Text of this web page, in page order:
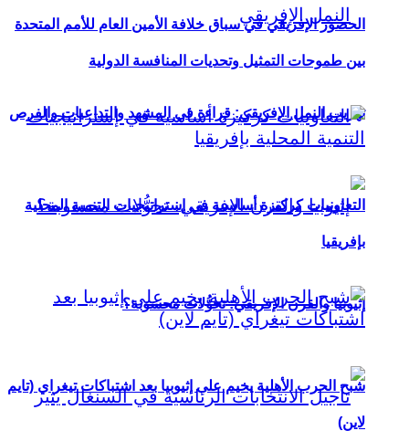
تهريب النمل الإفريقي: قراءة في المشهد والتداعيات والفرص
إثيوبيا والقرن الإفريقي: تحوُّلات محسوبة؟
الحضور الإفريقي في سباق خلافة الأمين العام للأمم المتحدة
بين طموحات التمثيل وتحديات المنافسة الدولية
التعاونيات كركيزة أساسية في إستراتيجيات التنمية المحلية
بإفريقيا
شبح الحرب الأهلية يخيم على إثيوبيا بعد اشتباكات تيغراي (تايم
لاين)